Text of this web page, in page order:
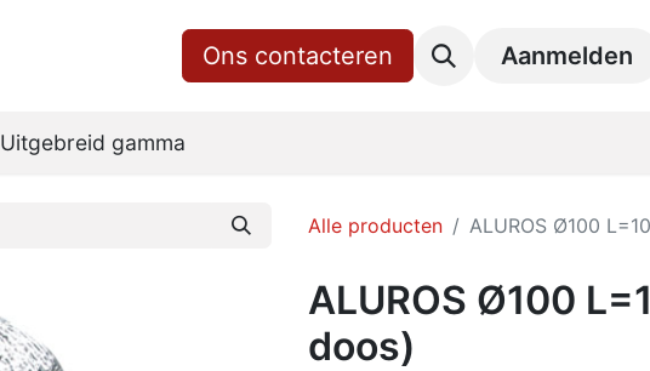
Over ons RoVent10 Online Downloads
Ons contacteren Aanmelden
Uitgebreid gamma
Alle producten ALUROS Ø100
ALUROS Ø100
doos)